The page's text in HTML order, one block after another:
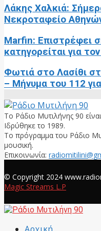
Λάκης Χαλκιά:
Νεκροταφείο
Marfin: Επιστρέφει
κατηγορείται για
Φωτιά στο Λασίθι
– Μήνυμα του 112
Το Ράδιο Μυτιλήνης 90
Ιδρύθηκε το 1989.
Το πρόγραμμα του Ράδιο
μουσική.
Επικοινωνία:
© Copyright 2024
Magic Streams L.P